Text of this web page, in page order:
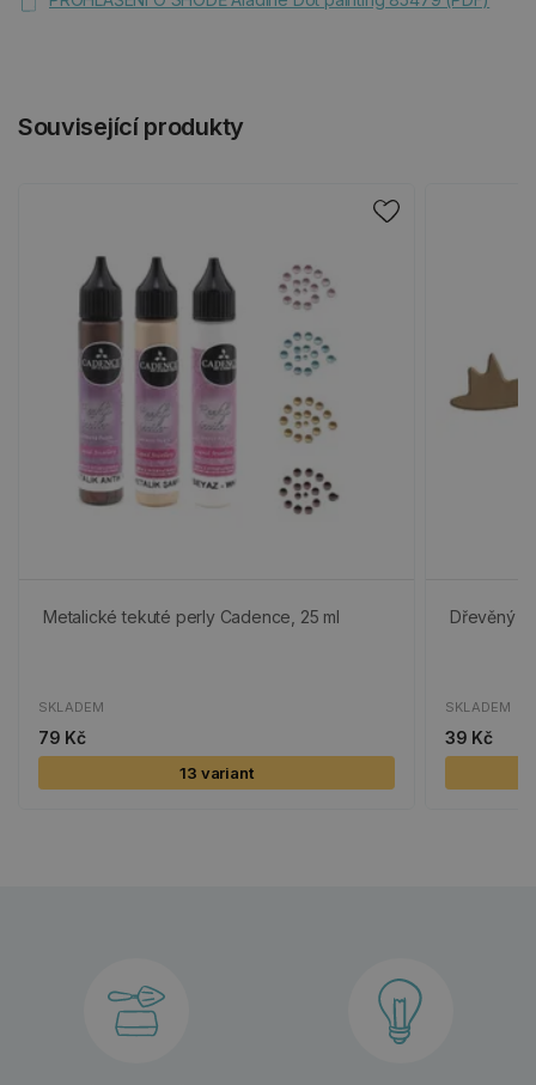
Související produkty
Metalické tekuté perly Cadence, 25 ml
SKLADEM
79 Kč
13 variant
Dřevěný
SKLADEM
39 Kč